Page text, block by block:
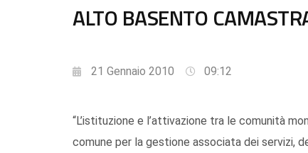
ALTO BASENTO
21 Gennaio 2010 09:12
“L’istituzione e l’attivazione tra le comunità
comune per la gestione associata dei servizi,